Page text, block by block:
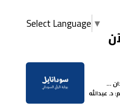
Select Language ▼
…
عبدالله